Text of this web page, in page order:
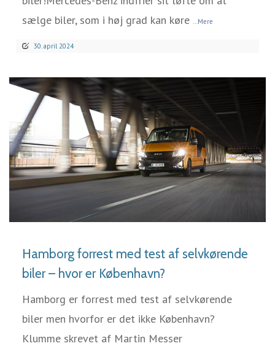
sælge biler, som i høj grad kan køre ...Mere
30. april 2024
Hamborg forrest med test af selvkørende
biler – hvor er København?
Hamborg er forrest med test af selvkørende
biler men hvorfor er det ikke København?
Klumme skrevet af Martin Messer